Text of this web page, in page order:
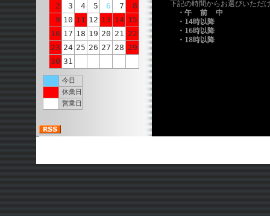
2
3 4 5 6 7
8
9 10 11 12 13 14 15
16 17 18 19 20 21 22
23 24 25 26 27 28 29
30 31
今日
休業日
営業日
下記の時間からお選びいただ
・午 前 中
・14時以降
・16時以降
・18時以降